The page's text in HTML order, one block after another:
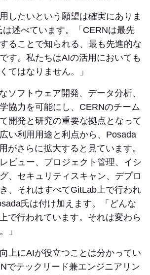
したいという願望は確実にありま
述べています。「CERNは最先
ることで知られる、最も先進的な
す。私たちはAIの活用においても
てはなりません。」
ソフトウェア開発、データ分析、
協力を可能にし、CERNのチーム
開発と研究の重要な拠点となって
い利用用途と利点から、Posada
がさらに拡大すると見ています。
ビュー、プロジェクト管理、イシ
、セキュリティスキャン、デプロ
、それはすべてGitLab上で行われ
氏は付け加えます。「どんな
で行われています。それは変わら
」
上にAIが役立つことは分かってい
でテックリード兼エンジニアリン